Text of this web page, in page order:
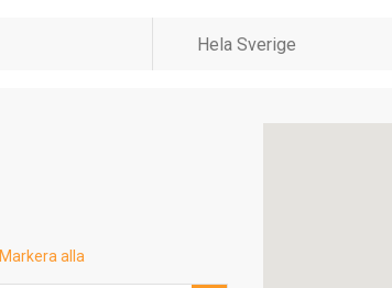
Markera alla